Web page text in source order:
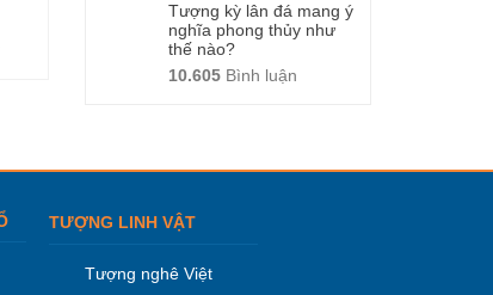
Tượng kỳ lân đá mang ý
nghĩa phong thủy như
thế nào?
10.605 Bình luận
Cuốn thư đá -Mẫu 23
TƯỢNG LINH VẬT
Tượng nghê Việt